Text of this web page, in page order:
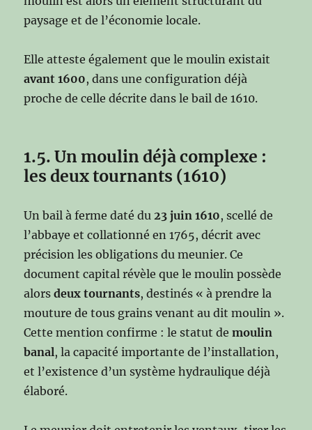
paysage et de l’économie locale.
Elle atteste également que le moulin existait
avant 1600, dans une configuration déjà
proche de celle décrite dans le bail de 1610.
1.5. Un moulin déjà complexe :
les deux tournants (1610)
Un bail à ferme daté du23 juin 1610, scellé de
l’abbaye et collationné en 1765, décrit avec
précision les obligations du meunier. Ce
document capital révèle que le moulin possède
alorsdeux tournants, destinés « à prendre la
mouture de tous grains venant au dit moulin ».
Cette mention confirme : le statut demoulin
banal, la capacité importante de l’installation,
et l’existence d’un système hydraulique déjà
élaboré.